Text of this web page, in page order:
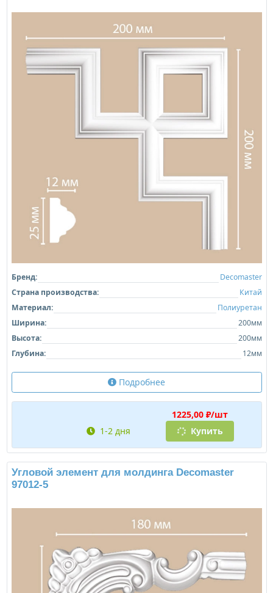
Бренд:
Decomaster
Страна производства:
Китай
Материал:
Полиуретан
Ширина:
200мм
Высота:
200мм
Глубина:
12мм
Подробнее
1225,00 ₽/шт
1-2 дня
Купить
Угловой элемент для молдинга Decomaster
97012-5